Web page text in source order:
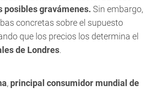
posibles gravámenes. Sin embargo,
concretas sobre el supuesto
que los precios los determina el
de Londres.
, principal consumidor mundial de